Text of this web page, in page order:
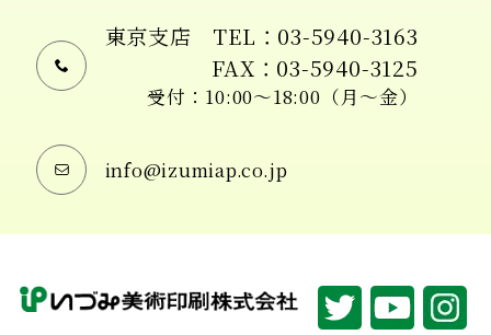
東京支店 TEL：03-5940-3163
FAX：03-5940-3125
受付：10:00〜18:00（月〜金）
info@izumiap.co.jp